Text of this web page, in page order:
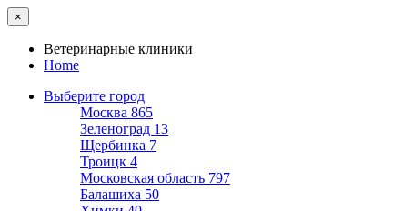
×
Ветеринарные клиники
Home
Выберите город
Москва 865
Зеленоград 13
Щербинка 7
Троицк 4
Московская область 797
Балашиха 50